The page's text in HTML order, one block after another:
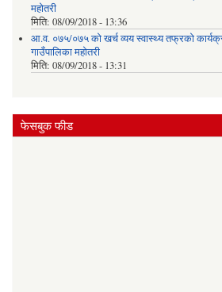
महोतरी
मिति: 08/09/2018 - 13:36
आ.व. ०७५/०७५ को खर्च व्यय स्वास्थ्य तफ्रको
गाउँपालिका महोतरी
मिति: 08/09/2018 - 13:31
फेसबुक फीड